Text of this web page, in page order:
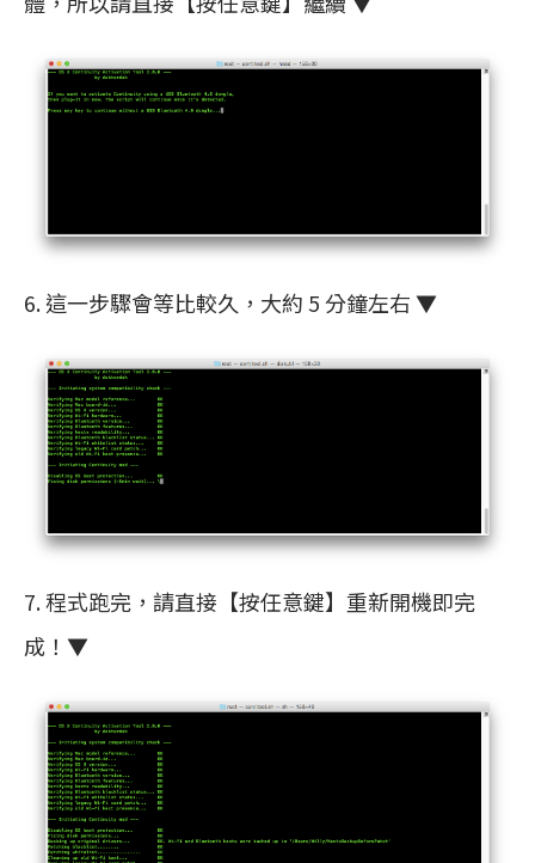
6. 這一步驟會等比較久，大約 5 分鐘左右 ▼
7. 程式跑完，請直接【按任意鍵】重新開機即完
成！▼